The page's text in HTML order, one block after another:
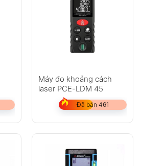
Máy đo khoảng cách
laser PCE-LDM 45
Đã bán 461